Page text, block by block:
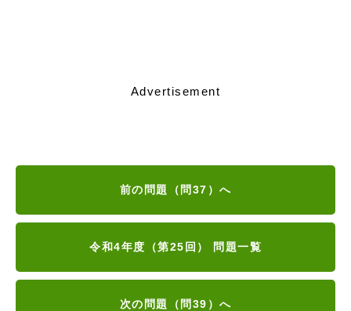
Advertisement
前の問題（問37）へ
令和4年度（第25回） 問題一覧
次の問題（問39）へ